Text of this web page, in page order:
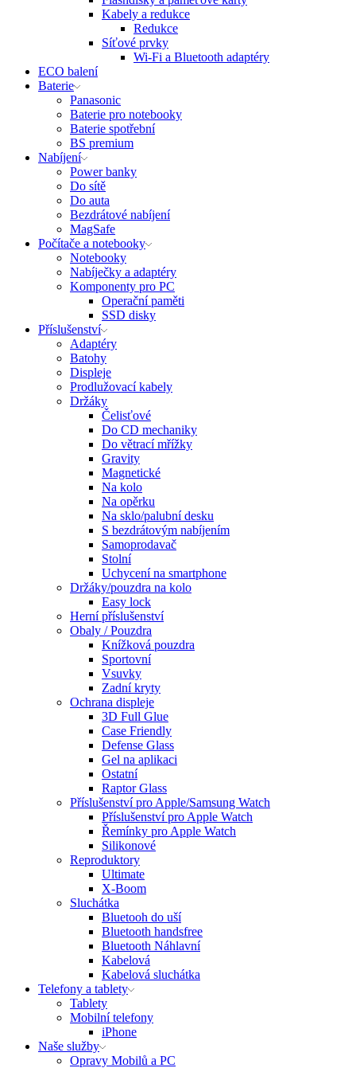
Kabely a redukce
Redukce
Síťové prvky
Wi-Fi a Bluetooth adaptéry
ECO balení
Baterie
Panasonic
Baterie pro notebooky
Baterie spotřební
BS premium
Nabíjení
Power banky
Do sítě
Do auta
Bezdrátové nabíjení
MagSafe
Počítače a notebooky
Notebooky
Nabíječky a adaptéry
Komponenty pro PC
Operační paměti
SSD disky
Příslušenství
Adaptéry
Batohy
Displeje
Prodlužovací kabely
Držáky
Čelisťové
Do CD mechaniky
Do větrací mřížky
Gravity
Magnetické
Na kolo
Na opěrku
Na sklo/palubní desku
S bezdrátovým nabíjením
Samoprodavač
Stolní
Uchycení na smartphone
Držáky/pouzdra na kolo
Easy lock
Herní příslušenství
Obaly / Pouzdra
Knížková pouzdra
Sportovní
Vsuvky
Zadní kryty
Ochrana displeje
3D Full Glue
Case Friendly
Defense Glass
Gel na aplikaci
Ostatní
Raptor Glass
Příslušenství pro Apple/Samsung Watch
Příslušenství pro Apple Watch
Řemínky pro Apple Watch
Silikonové
Reproduktory
Ultimate
X-Boom
Sluchátka
Bluetooh do uší
Bluetooth handsfree
Bluetooth Náhlavní
Kabelová
Kabelová sluchátka
Telefony a tablety
Tablety
Mobilní telefony
iPhone
Naše služby
Opravy Mobilů a PC